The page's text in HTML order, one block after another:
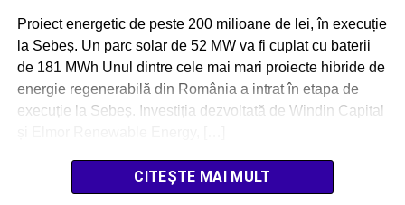
Proiect energetic de peste 200 milioane de lei, în execuție
la Sebeș. Un parc solar de 52 MW va fi cuplat cu baterii
de 181 MWh Unul dintre cele mai mari proiecte hibride de
energie regenerabilă din România a intrat în etapa de
execuție la Sebeș. Investiția dezvoltată de Windin Capital
CITEȘTE MAI MULT